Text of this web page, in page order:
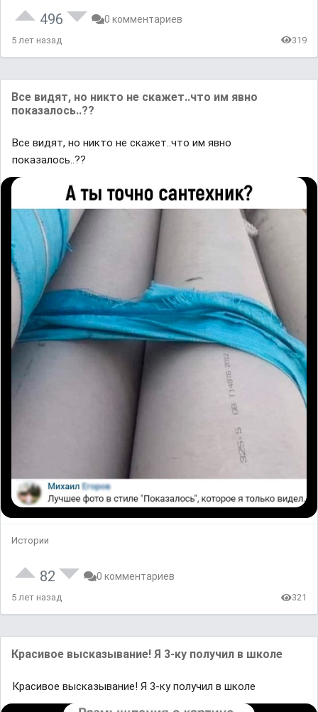
496 0 комментариев
5 лет назад 319
Все видят, но никто не скажет..что им явно
показалось..??
Все видят, но никто не скажет..что им явно
показалось..??
Истории
82 0 комментариев
5 лет назад 321
Красивое высказывание! Я 3-ку получил в школе
Красивое высказывание! Я 3-ку получил в школе